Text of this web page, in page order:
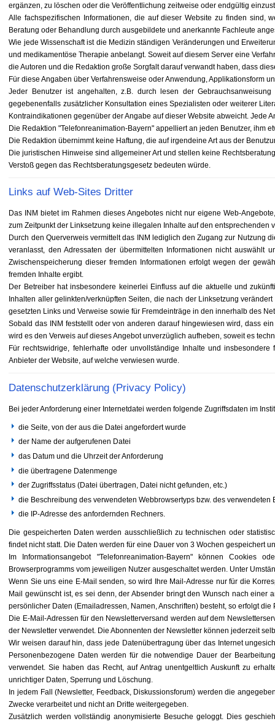
ergänzen, zu löschen oder die Veröffentlichung zeitweise oder endgültig
Alle fachspezifischen Informationen, die auf dieser Website zu finden sind,
Beratung oder Behandlung durch ausgebildete und anerkannte Fachleute
Wie jede Wissenschaft ist die Medizin ständigen Veränderungen und
und medikamentöse Therapie anbelangt. Soweit auf diesem Server eine
die Autoren und die Redaktion große Sorgfalt darauf verwandt haben, dass
Für diese Angaben über Verfahrensweise oder Anwendung, Applikationsform
Jeder Benutzer ist angehalten, z.B. durch lesen der
gegebenenfalls zusätzlicher Konsultation eines Spezialisten oder weiterer
Kontraindikationen gegenüber der Angabe auf dieser Website abweicht. Jede
Die Redaktion "Telefonreanimation-Bayern" appelliert an jeden Benutzer, ihm
Die Redaktion übernimmt keine Haftung, die auf irgendeine Art aus der
Die juristischen Hinweise sind allgemeiner Art und stellen keine
Verstoß gegen das Rechtsberatungsgesetz bedeuten würde.
Links auf Web-Sites Dritter
Das INM bietet im Rahmen dieses Angebotes nicht nur eigene Web-
zum Zeitpunkt der Linksetzung keine illegalen Inhalte auf den
Durch den Querverweis vermittelt das INM lediglich den Zugang zur Nutzung
veranlasst, den Adressaten der übermittelten Informationen nicht auswählt
Zwischenspeicherung dieser fremden Informationen erfolgt wegen der
fremden Inhalte ergibt.
Der Betreiber hat insbesondere keinerlei Einfluss auf die aktuelle und
Inhalten aller gelinkten/verknüpften Seiten, die nach der Linksetzung
gesetzten Links und Verweise sowie für Fremdeinträge in den innerhalb des
Sobald das INM feststellt oder von anderen darauf hingewiesen wird, dass
wird es den Verweis auf dieses Angebot unverzüglich aufheben, soweit es
Für rechtswidrige, fehlerhafte oder unvollständige Inhalte und
Anbieter der Website, auf welche verwiesen wurde.
Datenschutzerklärung (Privacy Policy)
Bei jeder Anforderung einer Internetdatei werden folgende Zugriffsdaten im
die Seite, von der aus die Datei angefordert wurde
der Name der aufgerufenen Datei
das Datum und die Uhrzeit der Anforderung
die übertragene Datenmenge
der Zugriffsstatus (Datei übertragen, Datei nicht gefunden, etc.)
die Beschreibung des verwendeten Webbrowsertyps bzw. des verwendeten
die IP-Adresse des anfordernden Rechners.
Die gespeicherten Daten werden ausschließlich zu technischen oder
findet nicht statt. Die Daten werden für eine Dauer von 3 Wochen gespeichert
Im Informationsangebot "Telefonreanimation-Bayern" können Cookies
Browserprogramms vom jeweiligen Nutzer ausgeschaltet werden. Unter
Wenn Sie uns eine E-Mail senden, so wird Ihre Mail-Adresse nur für die
Mail gewünscht ist, es sei denn, der Absender bringt den Wunsch nach
persönlicher Daten (Emailadressen, Namen, Anschriften) besteht, so erfolgt
Die E-Mail-Adressen für den Newsletterversand werden auf dem
der Newsletter verwendet. Die Abonnenten der Newsletter können jederzeit
Wir weisen darauf hin, dass jede Datenübertragung über das Internet
Personenbezogene Daten werden für die notwendige Dauer der
verwendet. Sie haben das Recht, auf Antrag unentgeltlich Auskunft zu
unrichtiger Daten, Sperrung und Löschung.
In jedem Fall (Newsletter, Feedback, Diskussionsforum) werden die
Zwecke verarbeitet und nicht an Dritte weitergegeben.
Zusätzlich werden vollständig anonymisierte Besuche geloggt. Dies